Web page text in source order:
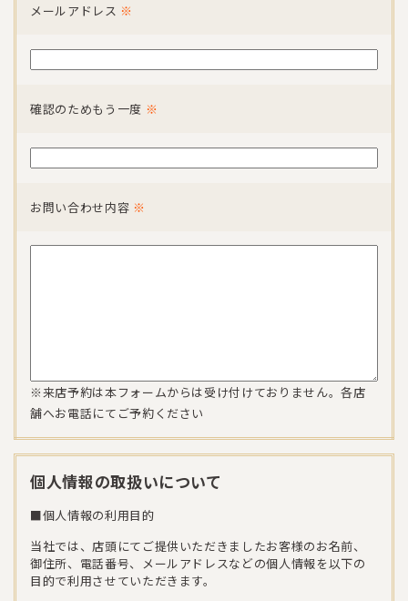
メールアドレス ※
確認のためもう一度 ※
お問い合わせ内容 ※
※来店予約は本フォームからは受け付けておりません。各店
舗へお電話にてご予約ください
個人情報の取扱いについて
■個人情報の利用目的
当社では、店頭にてご提供いただきましたお客様のお名前、
御住所、電話番号、メールアドレスなどの個人情報を以下の
目的で利用させていただきます。